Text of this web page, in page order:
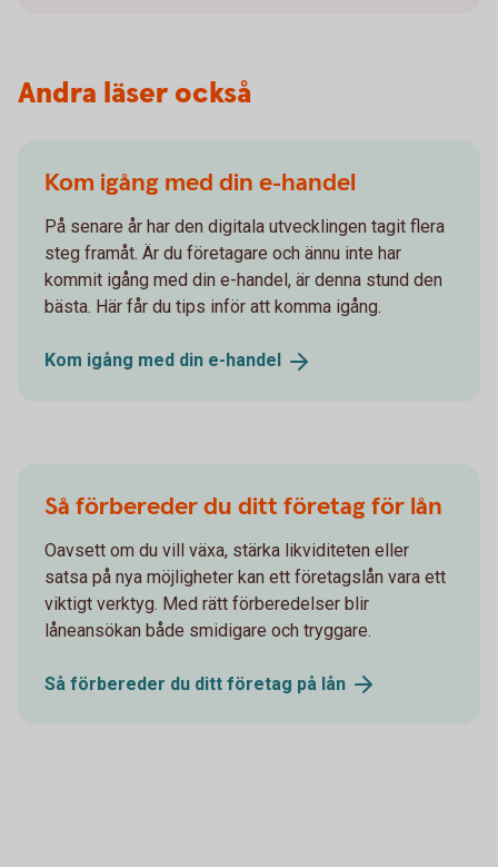
Andra läser också
Kom igång med din e-handel
På senare år har den digitala utvecklingen tagit flera
steg framåt. Är du företagare och ännu inte har
kommit igång med din e-handel, är denna stund den
bästa. Här får du tips inför att komma igång.
Kom igång med din e-handel
Så förbereder du ditt företag för lån
Oavsett om du vill växa, stärka likviditeten eller
satsa på nya möjligheter kan ett företagslån vara ett
viktigt verktyg. Med rätt förberedelser blir
låneansökan både smidigare och tryggare.
Så förbereder du ditt företag på lån